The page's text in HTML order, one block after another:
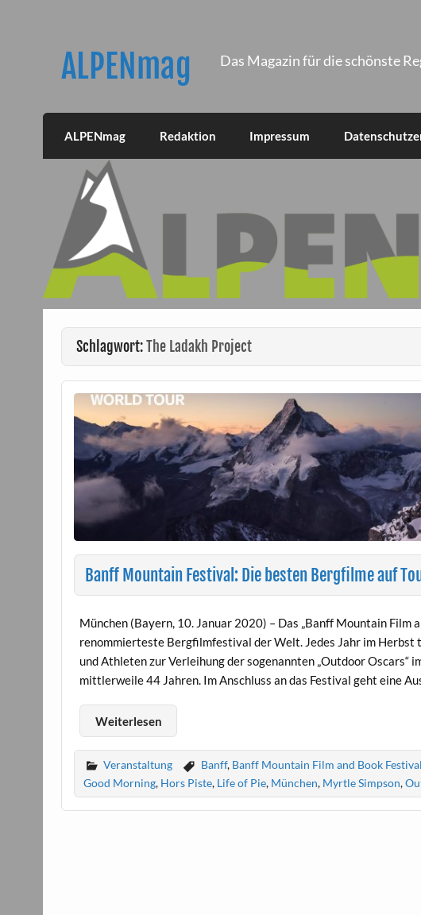
ALPENmag Das Magazin für die schönste
ALPENmag Redaktion Impressum
Schlagwort:The Ladakh Project
Banff Mountain Festival: Die besten Bergfilme auf
München (Bayern, 10. Januar 2020) – Das „Banff Mountain Film
renommierteste Bergfilmfestival der Welt. Jedes Jahr im
und Athleten zur Verleihung der sogenannten „Outdoor Oscars“
mittlerweile 44 Jahren. Im Anschluss an das Festival geht eine
Weiterlesen
Veranstaltung Banff, Banff Mountain Film and Book Festival
Good Morning, Hors Piste, Life of Pie, München, Myrtle Simpson,